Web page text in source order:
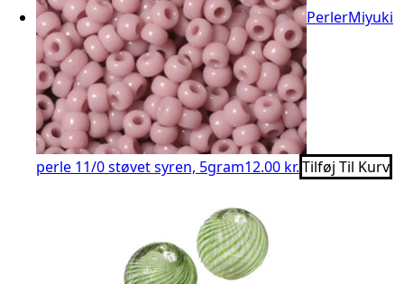
PerlerMiyuki
perle 11/0 støvet syren, 5gram12.00 kr.Tilføj Til Kurv